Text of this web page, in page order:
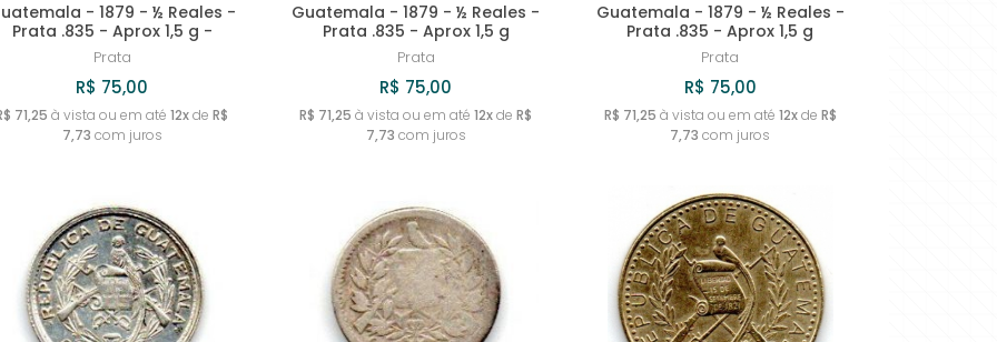
- 1879 - ½ Reales -
Prata .835 - Aprox 1,5 g -
Prata
R$ 75,00
71,25 à vista ou em até12xdeR$
7,73 com juros
Guatemala - 1879 - ½ Reales -
Prata .835 - Aprox 1,5 g
Prata
R$ 75,00
R$ 71,25 à vista ou em até12xdeR$
7,73 com juros
Guatemala - 1879 - ½ Reales -
Prata .835 - Aprox 1,5 g
Prata
R$ 75,00
R$ 71,25 à vista ou em até 12xde R$
7,73 com juros